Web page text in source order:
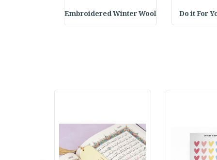
Do it For
Embroidered Winter Wool